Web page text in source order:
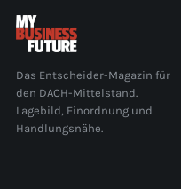
Das Entscheider-Magazin für
den DACH-Mittelstand.
Lagebild, Einordnung und
Handlungsnähe.